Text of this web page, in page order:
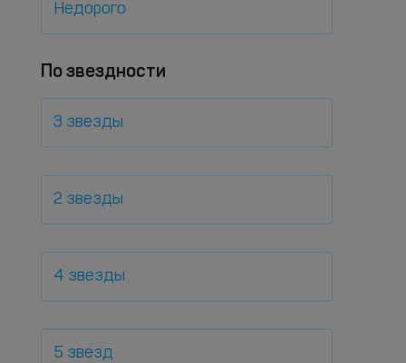
Недорого
По звездности
3 звезды
2 звезды
4 звезды
5 звезд